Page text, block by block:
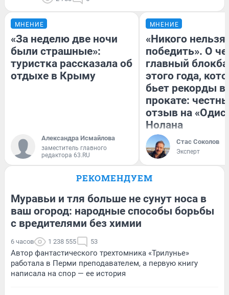
МНЕНИЕ
«За неделю две ночи
были страшные»:
туристка рассказала об
отдыхе в Крыму
Александра Исмайлова
заместитель главного
редактора 63.RU
МНЕНИЕ
«Никого нельзя
победить». О
главный
этого года,
бьет рекорды в
прокате:
отзыв на
Нолана
Стас Соколов
Эксперт
РЕКОМЕНДУЕМ
Муравьи и тля больше не сунут носа в
ваш огород: народные способы борьбы
с вредителями без химии
6 часов 1 238 555 53
Автор фантастического трехтомника «Трилунье»
работала в Перми преподавателем, а первую книгу
написала на спор — ее история